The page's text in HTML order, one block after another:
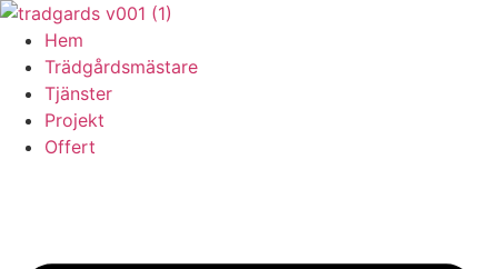
Skip
content
Hem
Trädgårdsmästare
Tjänster
Projekt
Offert